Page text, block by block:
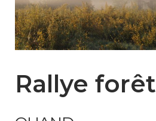
Rallye forêt